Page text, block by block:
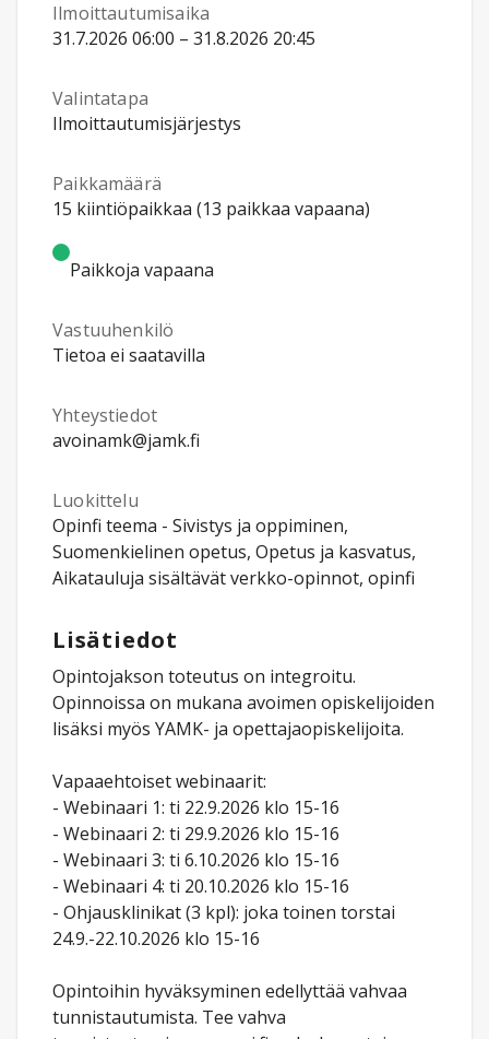
Ilmoittautumisaika
31.7.2026 06:00 – 31.8.2026 20:45
Valintatapa
Ilmoittautumisjärjestys
Paikkamäärä
15 kiintiöpaikkaa (13 paikkaa vapaana)
Paikkoja vapaana
Vastuuhenkilö
Tietoa ei saatavilla
Yhteystiedot
avoinamk@jamk.fi
Luokittelu
Opinfi teema - Sivistys ja oppiminen,
Suomenkielinen opetus, Opetus ja kasvatus,
Aikatauluja sisältävät verkko-opinnot, opinfi
Lisätiedot
Opintojakson toteutus on integroitu.
Opinnoissa on mukana avoimen opiskelijoiden
lisäksi myös YAMK- ja opettajaopiskelijoita.
Vapaaehtoiset webinaarit:
- Webinaari 1: ti 22.9.2026 klo 15-16
- Webinaari 2: ti 29.9.2026 klo 15-16
- Webinaari 3: ti 6.10.2026 klo 15-16
- Webinaari 4: ti 20.10.2026 klo 15-16
- Ohjausklinikat (3 kpl): joka toinen torstai
24.9.-22.10.2026 klo 15-16
Opintoihin hyväksyminen edellyttää vahvaa
tunnistautumista. Tee vahva